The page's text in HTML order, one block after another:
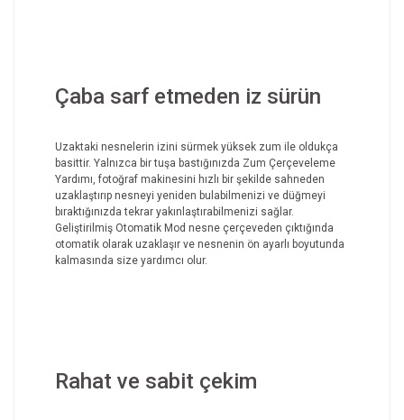
Çaba sarf etmeden iz sürün
Uzaktaki nesnelerin izini sürmek yüksek zum ile oldukça
basittir. Yalnızca bir tuşa bastığınızda Zum Çerçeveleme
Yardımı, fotoğraf makinesini hızlı bir şekilde sahneden
uzaklaştırıp nesneyi yeniden bulabilmenizi ve düğmeyi
bıraktığınızda tekrar yakınlaştırabilmenizi sağlar.
Geliştirilmiş Otomatik Mod nesne çerçeveden çıktığında
otomatik olarak uzaklaşır ve nesnenin ön ayarlı boyutunda
kalmasında size yardımcı olur.
Rahat ve sabit çekim